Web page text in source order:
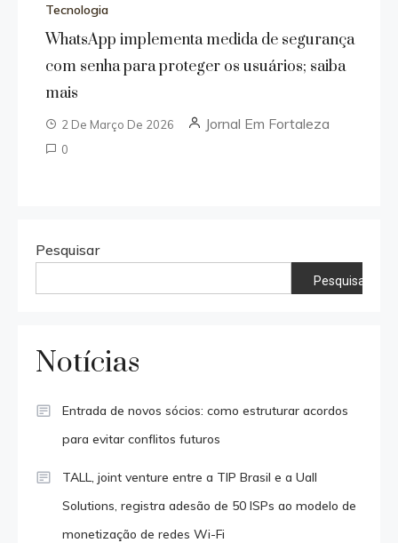
Tecnologia
WhatsApp implementa medida de segurança
com senha para proteger os usuários; saiba
mais
2 De Março De 2026 Jornal Em Fortaleza
0
Pesquisar
Pesquisar
Notícias
Entrada de novos sócios: como estruturar acordos
para evitar conflitos futuros
TALL, joint venture entre a TIP Brasil e a Uall
Solutions, registra adesão de 50 ISPs ao modelo de
monetização de redes Wi-Fi